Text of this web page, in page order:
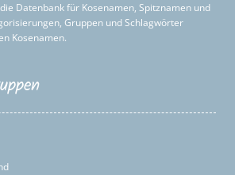
Datenbank für Kosenamen, Spitznamen und
Gruppen und Schlagwörter
Kosenamen.